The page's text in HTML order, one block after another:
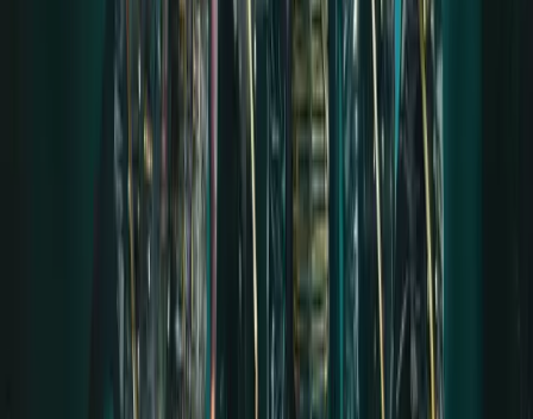
sein. Auch wenn die ganze Welt gegen dich ist – hör
immer auf dich und dein Herz.“
Während ich das schreibe, stehen mir wieder die
Tränen in den Augen. So wie damals – in genau diesen
Momenten.
Ich habe mich verändert. Ja, wirklich verändert.
Mein Herz brannte.
Ich wurde neu geboren.
Dank dieser Menschen bin ich heute frei.
Und ich werde Alena und Till niemals verzeihen, dass